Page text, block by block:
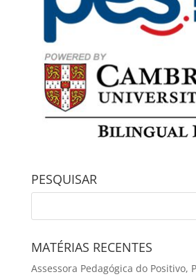
PESQUISAR
MATÉRIAS RECENTES
Assessora Pedagógica do Positivo,